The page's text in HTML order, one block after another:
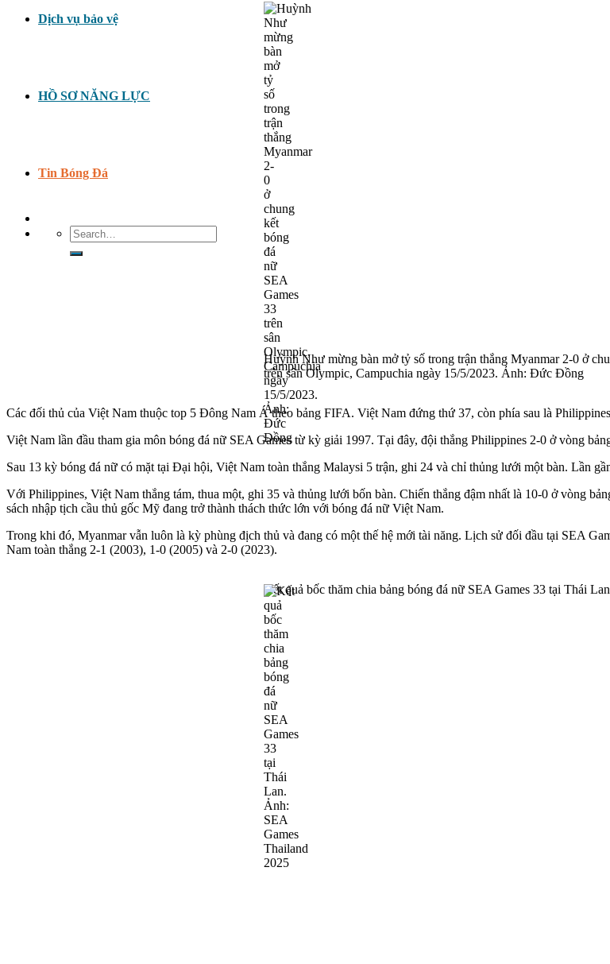
Dịch vụ bảo vệ
HỒ SƠ NĂNG LỰC
Tin Bóng Đá
Search
for:
Huỳnh Như mừng bàn mở tỷ số trong trận thắng Myanmar 2-0 ở
trên sân Olympic, Campuchia ngày 15/5/2023. Ảnh: Đức Đồng
Các đối thủ của Việt Nam thuộc top 5 Đông Nam Á theo bảng FIFA. Việt Nam đứng thứ 37, còn phía sau là
Việt Nam lần đầu tham gia môn bóng đá nữ SEA Games từ kỳ giải 1997. Tại đây, đội thắng Philippines 2-0 ở vòng
Sau 13 kỳ bóng đá nữ có mặt tại Đại hội, Việt Nam toàn thắng Malaysi 5 trận, ghi 24 và chỉ thủng lưới một bàn. Lần
Với Philippines, Việt Nam thắng tám, thua một, ghi 35 và thủng lưới bốn bàn. Chiến thắng đậm nhất là 10-0 ở vòng
sách nhập tịch cầu thủ gốc Mỹ đang trở thành thách thức lớn với bóng đá nữ Việt Nam.
Trong khi đó, Myanmar vẫn luôn là kỳ phùng địch thủ và đang có một thế hệ mới tài năng. Lịch sử đối đầu tại SEA
Nam toàn thắng 2-1 (2003), 1-0 (2005) và 2-0 (2023).
Kết quả bốc thăm chia bảng bóng đá nữ SEA Games 33 tại Thái